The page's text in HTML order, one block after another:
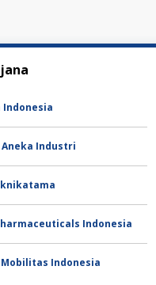
Indonesia
Aneka Industri
Indonesia
Mobilitas Indonesia